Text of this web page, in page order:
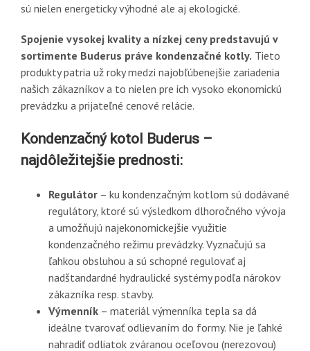
sú nielen energeticky výhodné ale aj ekologické.
Spojenie vysokej kvality a nízkej ceny predstavujú v
sortimente Buderus práve kondenzačné kotly. Tieto
produkty patria už roky medzi najobľúbenejšie zariadenia
našich zákazníkov a to nielen pre ich vysoko ekonomickú
prevádzku a prijateľné cenové relácie.
Kondenzačný kotol Buderus –
najdôležitejšie prednosti:
Regulátor– ku kondenzačným kotlom sú dodávané
regulátory, ktoré sú výsledkom dlhoročného vývoja
a umožňujú najekonomickejšie využitie
kondenzačného režimu prevádzky. Vyznačujú sa
ľahkou obsluhou a sú schopné regulovať aj
nadštandardné hydraulické systémy podľa nárokov
zákazníka resp. stavby.
Výmenník– materiál výmenníka tepla sa dá
ideálne tvarovať odlievaním do formy. Nie je ľahké
nahradiť odliatok zváranou oceľovou (nerezovou)